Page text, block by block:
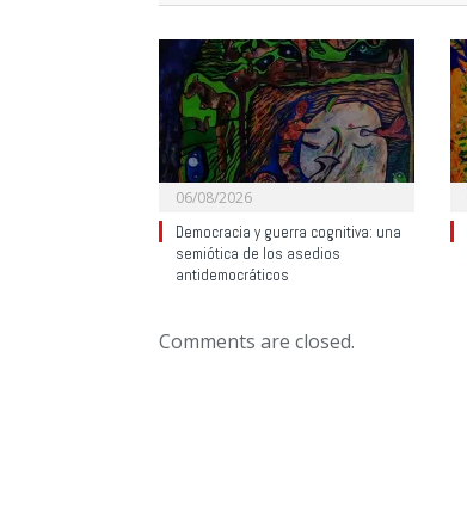
06/08/2026
Democracia y guerra cognitiva: una
semiótica de los asedios
antidemocráticos
Comments are closed.